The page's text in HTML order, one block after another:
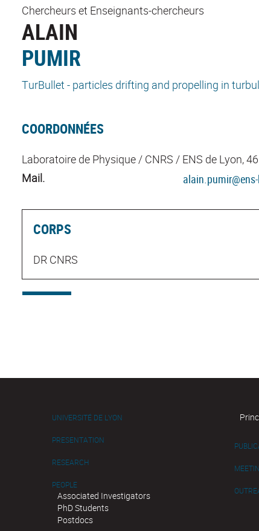
Chercheurs et Enseignants-chercheurs
ALAIN
PUMIR
TurBullet - particles drifting and propelling in
COORDONNÉES
Laboratoire de Physique / CNRS / ENS de Lyon,
Mail.
CORPS
DR CNRS
UNIVERSITÉ DE LYON
PRESENTATION
RESEARCH
PEOPLE
Associated Investigators
PhD Students
Postdocs